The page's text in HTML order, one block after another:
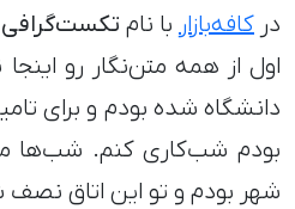
در کافه‌بازار با نام تکست‌گرافی
دانشگاه شده بودم و برای
بودم شب‌کاری کنم. شب‌ها
شهر بودم و تو این اتاق نصف